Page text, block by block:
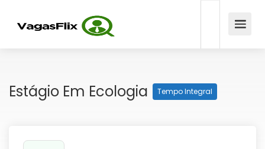
Estágio Em Ecologia Tempo Integral